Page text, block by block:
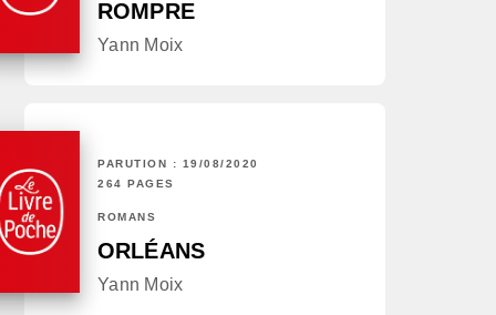
ROMPRE
Yann Moix
PARUTION : 19/08/2020
264 PAGES
ROMANS
ORLÉANS
Yann Moix